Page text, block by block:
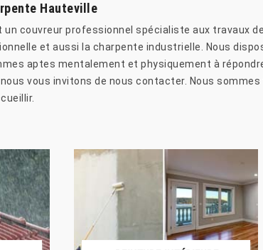
Hauteville
un couvreur professionnel spécialiste aux travaux
et aussi la charpente industrielle. Nous
aptes mentalement et physiquement à
vous invitons de nous contacter. Nous